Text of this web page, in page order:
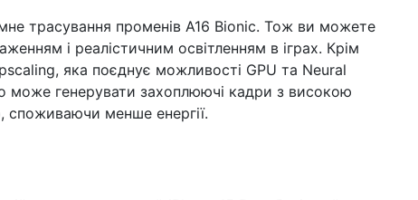
трасування променів A16 Bionic. Тож ви можете
і реалістичним освітленням в іграх. Крім
яка поєднує можливості GPU та Neural
може генерувати захоплюючі кадри з високою
споживаючи менше енергії.